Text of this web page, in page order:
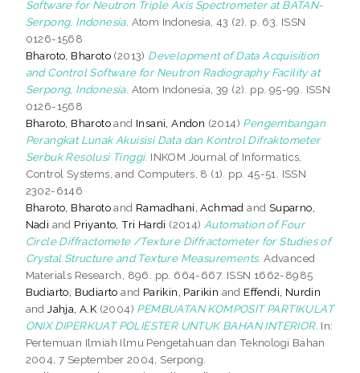
Software for Neutron Triple Axis Spectrometer at BATAN-
Serpong, Indonesia. Atom Indonesia, 43 (2). p. 63. ISSN
0126-1568
Bharoto, Bharoto (2013) Development of Data Acquisition
and Control Software for Neutron Radiography Facility at
Serpong, Indonesia. Atom Indonesia, 39 (2). pp. 95-99. ISSN
0126-1568
Bharoto, Bharotoand Insani, Andon (2014) Pengembangan
Perangkat Lunak Akuisisi Data dan Kontrol Difraktometer
Serbuk Resolusi Tinggi. INKOM Journal of Informatics,
Control Systems, and Computers, 8 (1). pp. 45-51. ISSN
2302-6146
Bharoto, Bharotoand Ramadhani, Achmad and Suparno,
Nadi and Priyanto, Tri Hardi (2014) Automation of Four
Circle Diffractomete /Texture Diffractometer for Studies of
Crystal Structure and Texture Measurements. Advanced
Materials Research, 896. pp. 664-667. ISSN 1662-8985
Budiarto, Budiarto and Parikin, Parikin and Effendi, Nurdin
andJahja, A.K (2004) PEMBUATAN KOMPOSIT PARTIKULAT
ONIX DIPERKUAT POLIESTER UNTUK BAHAN INTERIOR. In:
Pertemuan Ilmiah Ilmu Pengetahuan dan Teknologi Bahan
2004, 7 September 2004, Serpong.